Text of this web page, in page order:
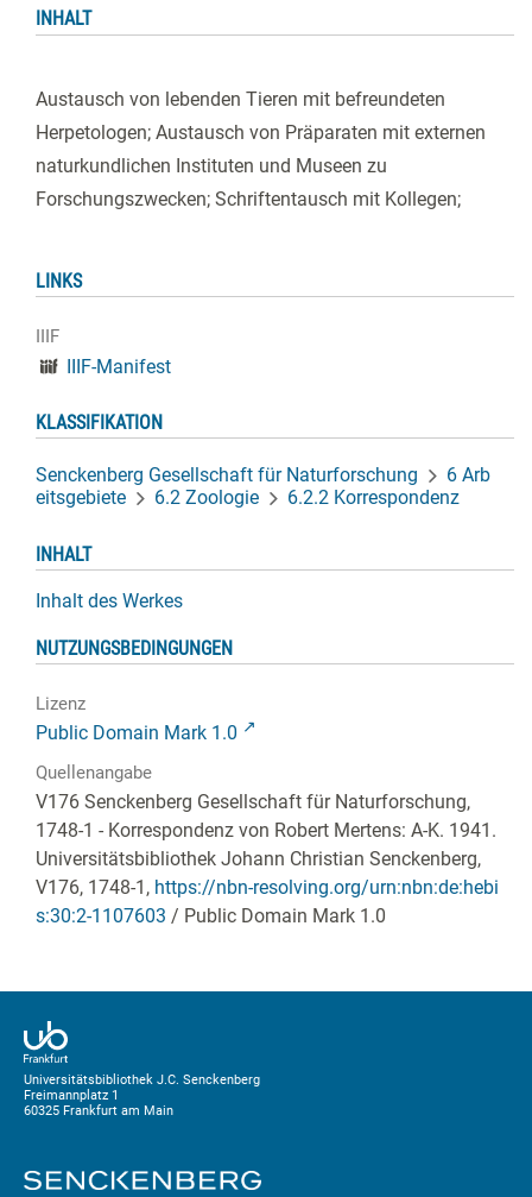
INHALT
Austausch von lebenden Tieren mit befreundeten
Herpetologen; Austausch von Präparaten mit externen
naturkundlichen Instituten und Museen zu
Forschungszwecken; Schriftentausch mit Kollegen;
LINKS
IIIF
IIIF-Manifest
KLASSIFIKATION
Senckenberg Gesellschaft für Naturforschung
6 Arb
eitsgebiete
6.2 Zoologie 6.2.2 Korrespondenz
INHALT
Inhalt des Werkes
NUTZUNGSBEDINGUNGEN
Lizenz
Public Domain Mark 1.0
Quellenangabe
V176 Senckenberg Gesellschaft für Naturforschung,
1748-1 - Korrespondenz von Robert Mertens: A-K. 1941.
Universitätsbibliothek Johann Christian Senckenberg,
V176, 1748-1 , https://nbn-resolving.org/urn:nbn:de:hebi
s:30:2-1107603 / Public Domain Mark 1.0
Universitätsbibliothek J.C. Senckenberg
Freimannplatz 1
60325 Frankfurt am Main